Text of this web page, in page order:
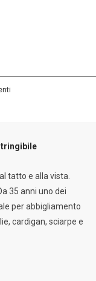
tatto e alla vista.
35 anni uno dei
per abbigliamento
cardigan, sciarpe e